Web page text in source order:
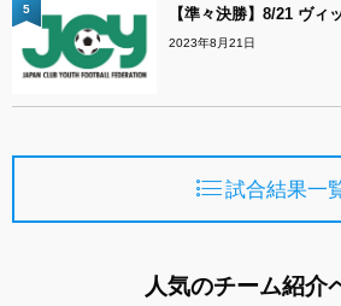
【準々決勝】8/21 ヴィ
2023年8月21日
5
試合結果一
人気のチーム紹介